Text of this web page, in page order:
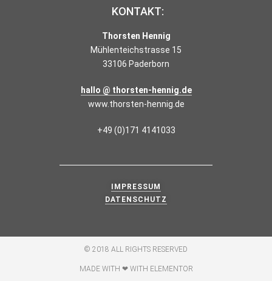
KONTAKT:
Thorsten Hennig
Mühlenteichstrasse 15
33106 Paderborn
hallo @ thorsten-hennig.de
www.thorsten-hennig.de
+49 (0)171 4141033
IMPRESSUM
DATENSCHUTZ
© 2018 ALL RIGHTS RESERVED​
MADE WITH ❤ WITH ELEMENTOR​